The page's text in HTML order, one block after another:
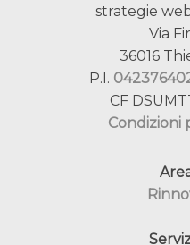
strategie
Via
36016
P.I.
CF
Condizioni